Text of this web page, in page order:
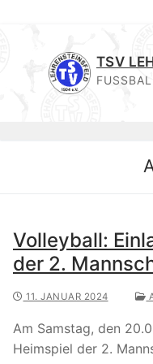
springen
TSV
Volleyball:
der 2.
11. JANUAR 2024
Am Samstag, den
Heimspiel der 2.